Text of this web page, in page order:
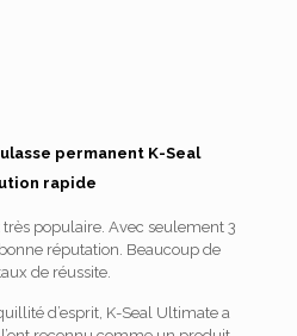
permanent K-Seal
rapide
populaire. Avec seulement 3
réputation. Beaucoup de
de réussite.
d’esprit, K-Seal Ultimate a